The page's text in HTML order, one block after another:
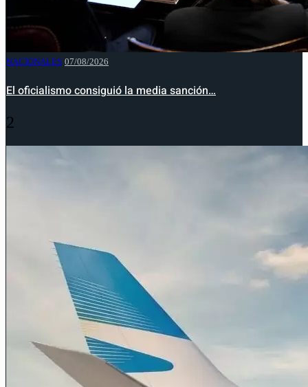
NACIONALES 07/08/2026
El oficialismo consiguió la media sanción…
2